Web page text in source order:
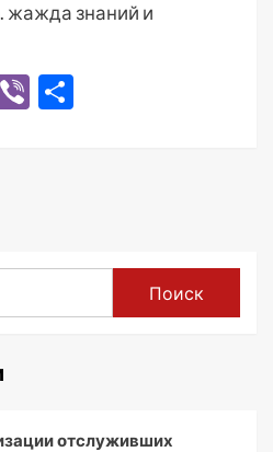
жажда знаний и
Viber
Поиск
отслуживших